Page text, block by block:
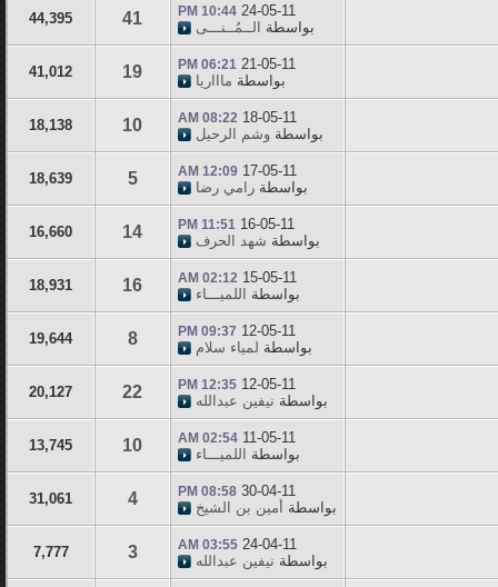
24-05-11
10:44 PM
بواسطة الــمُــنـــى 41
44,395
21-05-11
06:21 PM
بواسطة ماااريا 19
41,012
18-05-11
08:22 AM
بواسطة وشم الرحيل 10
18,138
17-05-11
12:09 AM
بواسطة رامي رضا 5
18,639
16-05-11
11:51 PM
بواسطة شهد الحرف 14
16,660
15-05-11
02:12 AM
بواسطة اللميـــاء 16
18,931
12-05-11
09:37 PM
بواسطة لمياء سلام 8
19,644
12-05-11
12:35 PM
بواسطة نيفين عبدالله 22
20,127
11-05-11
02:54 AM
بواسطة اللميـــاء 10
13,745
30-04-11
08:58 PM
بواسطة أمين بن الشيخ 4
31,061
24-04-11
03:55 AM
بواسطة نيفين عبدالله 3
7,777